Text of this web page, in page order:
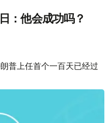
：他会成功吗？
普上任首个一百天已经过